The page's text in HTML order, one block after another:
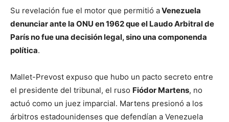
Su revelación fue el motor que permitió aVenezuela
denunciar ante la ONU en 1962 que el Laudo Arbitral de
París no fue una decisión legal, sino una componenda
política.
Mallet-Prevost expuso que hubo un pacto secreto entre
el presidente del tribunal, el ruso Fiódor Martens, no
actuó como un juez imparcial. Martens presionó a los
árbitros estadounidenses que defendían a Venezuela